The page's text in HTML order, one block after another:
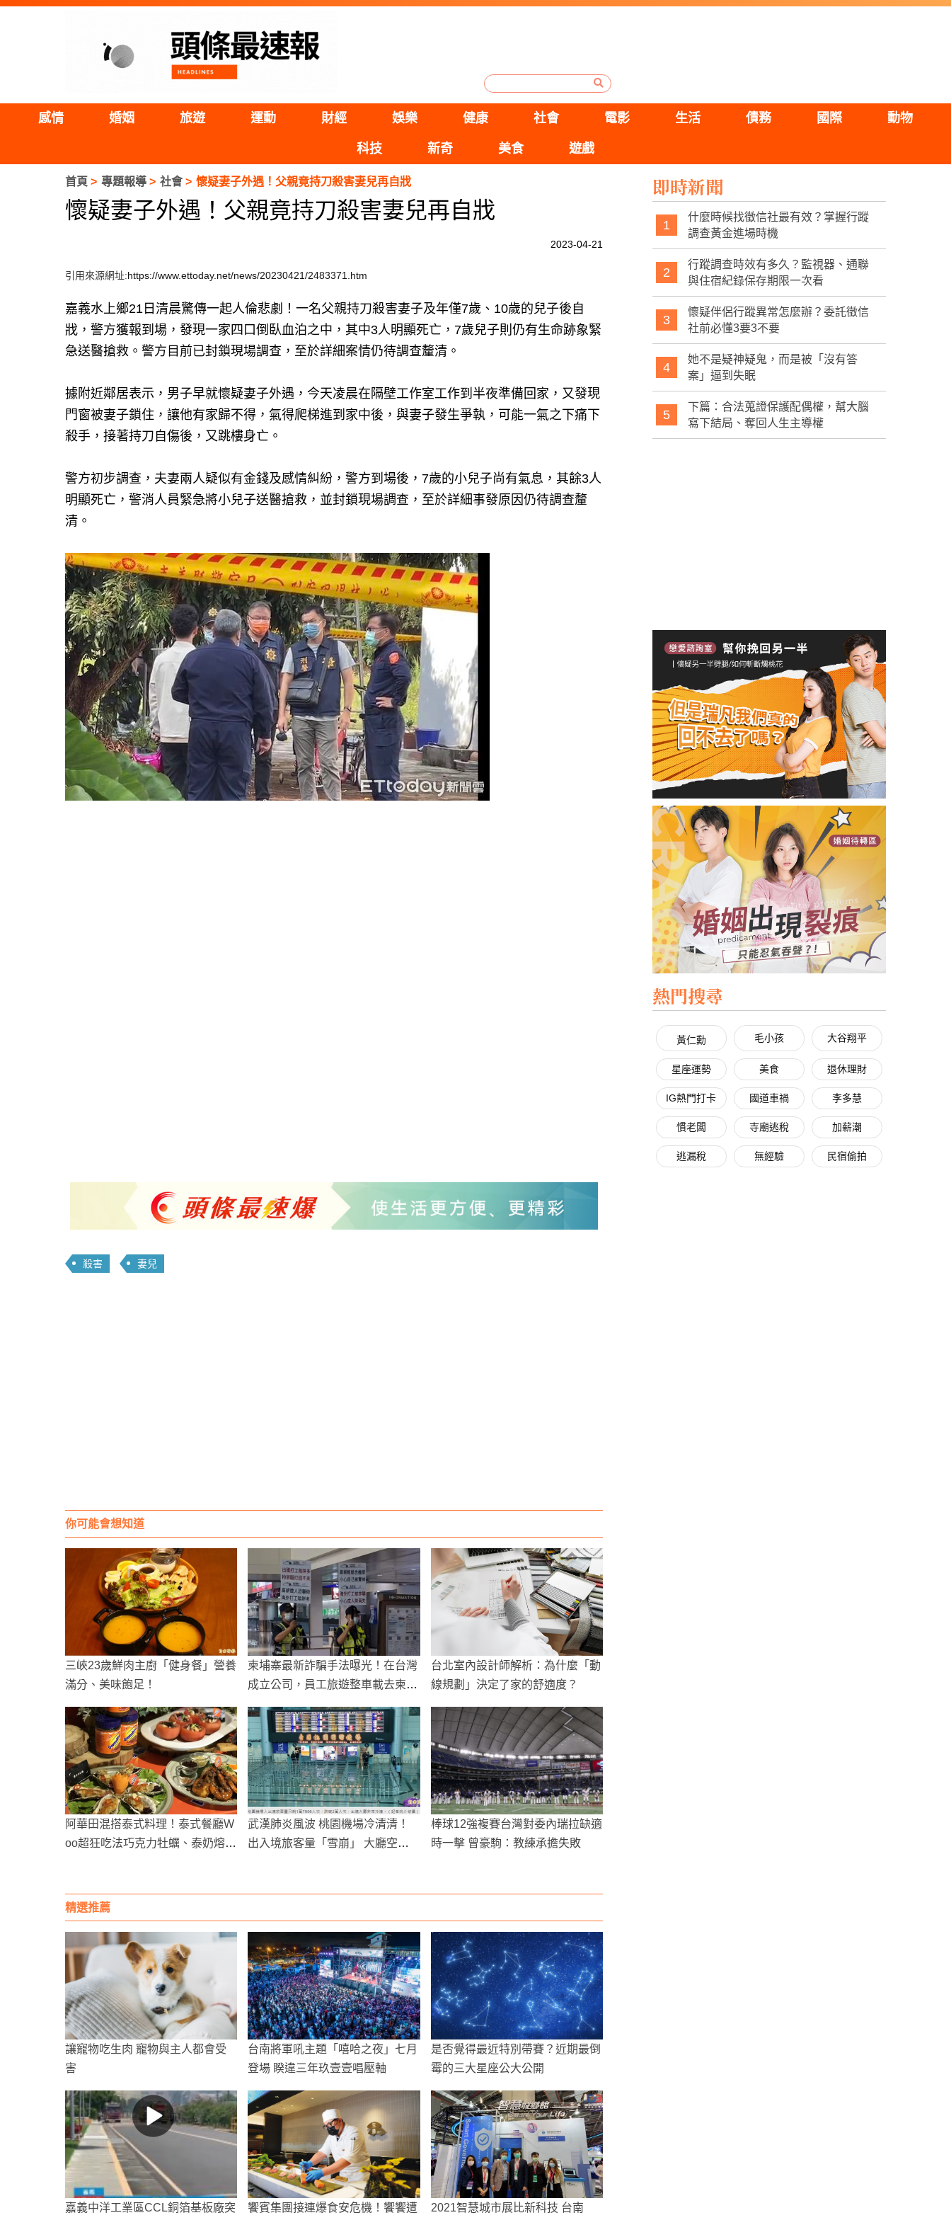
感情 婚姻 旅遊 運動 財經 娛樂 健康 社會 電影 生活 債務 國際 動物
科技 新奇 美食 遊戲
首頁 專題報導 社會 懷疑妻子外遇！父親竟持刀殺害妻兒再自戕
懷疑妻子外遇！父親竟持刀殺害妻兒再自戕
2023-04-21
引用來源網址:https://www.ettoday.net/news/20230421/2483371.htm
嘉義水上鄉21日清晨驚傳一起人倫悲劇！一名父親持刀殺害妻子及年僅7歲、10歲的兒子後自
戕，警方獲報到場，發現一家四口倒臥血泊之中，其中3人明顯死亡，7歲兒子則仍有生命跡象緊
急送醫搶救。警方目前已封鎖現場調查，至於詳細案情仍待調查釐清。
據附近鄰居表示，男子早就懷疑妻子外遇，今天凌晨在隔壁工作室工作到半夜準備回家，又發現
門窗被妻子鎖住，讓他有家歸不得，氣得爬梯進到家中後，與妻子發生爭執，可能一氣之下痛下
殺手，接著持刀自傷後，又跳樓身亡。
警方初步調查，夫妻兩人疑似有金錢及感情糾紛，警方到場後，7歲的小兒子尚有氣息，其餘3人
明顯死亡，警消人員緊急將小兒子送醫搶救，並封鎖現場調查，至於詳細事發原因仍待調查釐
清。
殺害 妻兒
你可能會想知道
三峽23歲鮮肉主廚「健身餐」營養
滿分、美味飽足！
柬埔寨最新詐騙手法曝光！在台灣
成立公司，員工旅遊整車載去柬埔
台北室內設計師解析：為什麼「動
線規劃」決定了家的舒適度？
阿華田混搭泰式料理！泰式餐廳W
oo超狂吃法巧克力牡蠣、泰奶熔岩
武漢肺炎風波 桃園機場冷清清！
出入境旅客量「雪崩」 大廳空蕩
棒球12強複賽台灣對委內瑞拉缺適
時一擊 曾豪駒：教練承擔失敗
精選推薦
讓寵物吃生肉 寵物與主人都會受
害
台南將軍吼主題「嘻哈之夜」七月
登場 睽違三年玖壹壹唱壓軸
是否覺得最近特別帶賽？近期最倒
霉的三大星座公大公開
嘉義中洋工業區CCL銅箔基板廠突 饗賓集團接連爆食安危機！饗饗遭 2021智慧城市展比新科技 台南
即時新聞
1
什麼時候找徵信社最有效？掌握行蹤
調查黃金進場時機
2
行蹤調查時效有多久？監視器、通聯
與住宿紀錄保存期限一次看
3
懷疑伴侶行蹤異常怎麼辦？委託徵信
社前必懂3要3不要
4
她不是疑神疑鬼，而是被「沒有答
案」逼到失眠
5
下篇：合法蒐證保護配偶權，幫大腦
寫下結局、奪回人生主導權
熱門搜尋
黃仁勳 毛小孩 大谷翔平
星座運勢 美食 退休理財
IG熱門打卡 國道車禍 李多慧
慣老闆 寺廟逃稅 加薪潮
逃漏稅 無經驗 民宿偷拍